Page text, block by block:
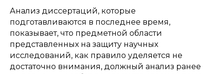
Анализ диссертаций, которые
подготавливаются в последнее время,
показывает, что предметной области
представленных на защиту научных
исследований, как правило уделяется не
достаточно внимания, должный анализ ранее